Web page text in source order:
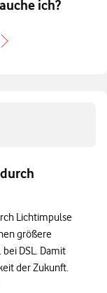
ich?
Lichtimpulse
größere
DSL. Damit
der Zukunft.